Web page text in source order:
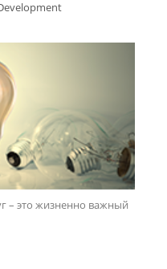
– это жизненно важный